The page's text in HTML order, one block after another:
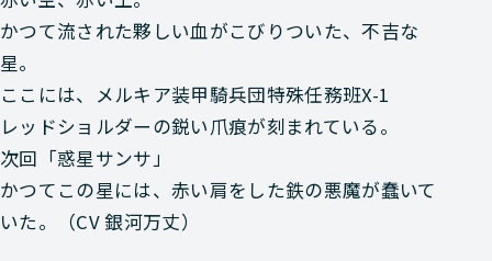
かつて流された夥しい血がこびりついた、不吉な
星。
ここには、メルキア装甲騎兵団特殊任務班X-1
レッドショルダーの鋭い爪痕が刻まれている。
次回「惑星サンサ」
かつてこの星には、赤い肩をした鉄の悪魔が蠢いて
いた。（CV 銀河万丈）